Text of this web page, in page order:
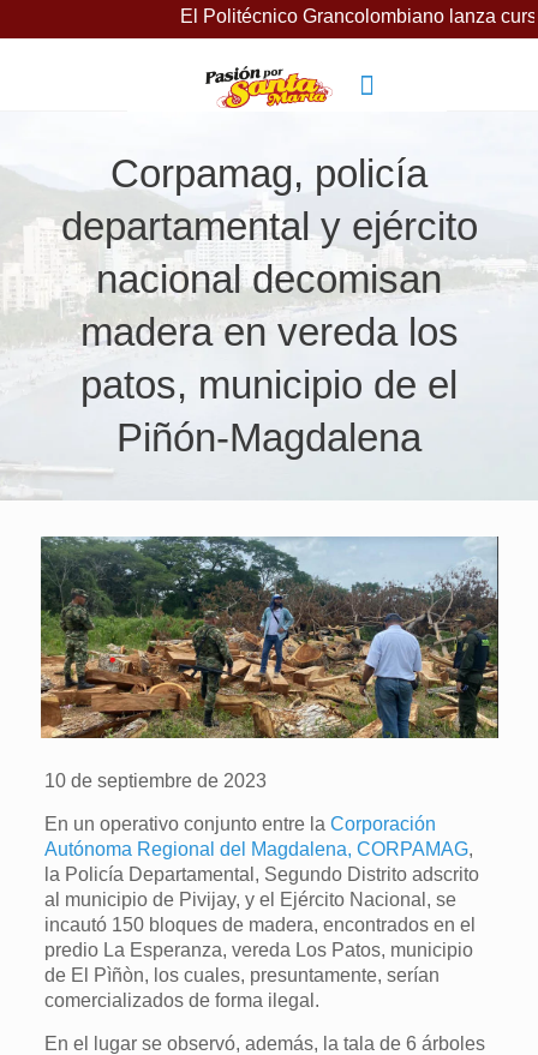
El Politécnico Grancolombiano lanza cursos
Corpamag, policía
departamental y ejército
nacional decomisan
madera en vereda los
patos, municipio de el
Piñón-Magdalena
10 de septiembre de 2023
En un operativo conjunto entre laCorporación
Autónoma Regional del Magdalena, CORPAMAG,
la Policía Departamental, Segundo Distrito adscrito
al municipio de Pivijay, y el Ejército Nacional, se
incautó 150 bloques de madera, encontrados en el
predio La Esperanza, vereda Los Patos, municipio
de El Pìñòn, los cuales, presuntamente, serían
comercializados de forma ilegal.
En el lugar se observó, además, la tala de 6 árboles